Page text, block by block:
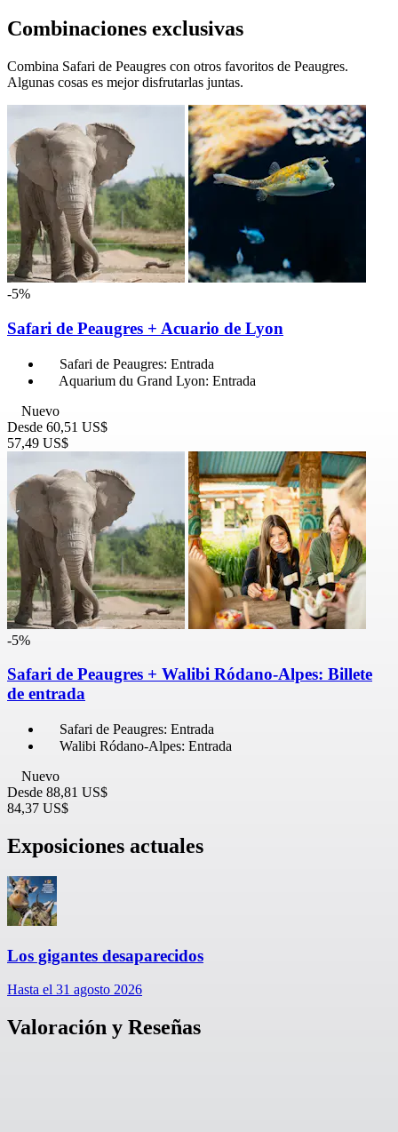
Combinaciones exclusivas
Combina Safari de Peaugres con otros favoritos de Peaugres.
Algunas cosas es mejor disfrutarlas juntas.
-5%
Safari de Peaugres + Acuario de Lyon
Safari de Peaugres: Entrada
Aquarium du Grand Lyon: Entrada
Nuevo
Desde 60,51 US$
57,49 US$
-5%
Safari de Peaugres + Walibi Ródano-Alpes: Billete
de entrada
Safari de Peaugres: Entrada
Walibi Ródano-Alpes: Entrada
Nuevo
Desde 88,81 US$
84,37 US$
Exposiciones actuales
Los gigantes desaparecidos
Hasta el 31 agosto 2026
Valoración y Reseñas